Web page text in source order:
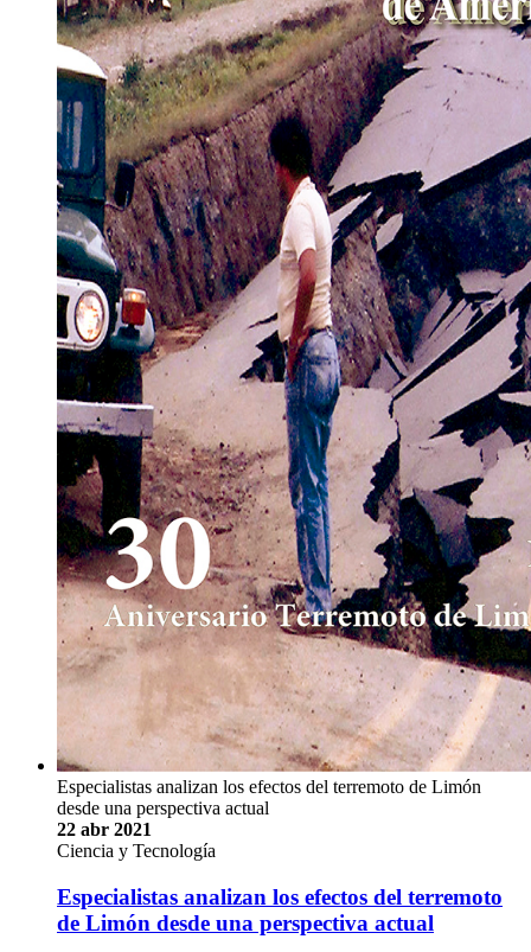
Especialistas analizan los efectos del terremoto de Limón
desde una perspectiva actual
22 abr 2021
Ciencia y Tecnología
Especialistas analizan los efectos del terremoto
de Limón desde una perspectiva actual